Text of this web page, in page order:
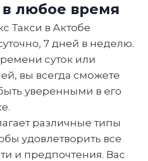
в любое время
Такси в Актобе
7 дней в неделю.
суток или
вы всегда сможете
уверенными в его
различные типы
удовлетворить все
и предпочтения. Вас